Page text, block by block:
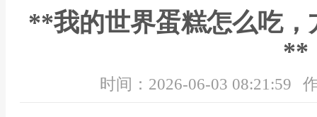
**我的世界蛋糕怎么吃
**
时间：2026-06-03 08:21:59